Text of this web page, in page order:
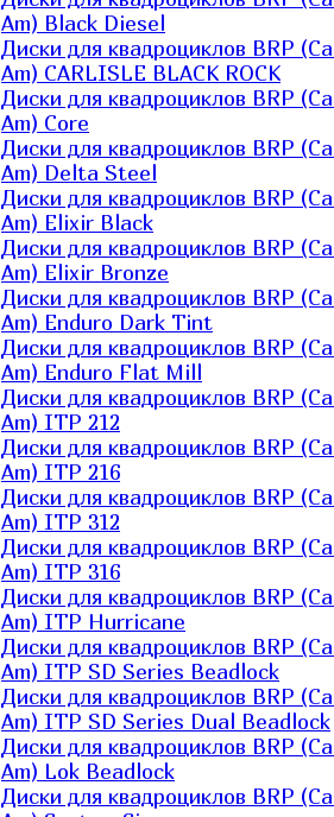
Am) Black Diesel
Диски для квадроциклов BRP
Am) CARLISLE BLACK ROCK
Диски для квадроциклов BRP
Am) Core
Диски для квадроциклов BRP
Am) Delta Steel
Диски для квадроциклов BRP
Am) Elixir Black
Диски для квадроциклов BRP
Am) Elixir Bronze
Диски для квадроциклов BRP
Am) Enduro Dark Tint
Диски для квадроциклов BRP
Am) Enduro Flat Mill
Диски для квадроциклов BRP
Am) ITP 212
Диски для квадроциклов BRP
Am) ITP 216
Диски для квадроциклов BRP
Am) ITP 312
Диски для квадроциклов BRP
Am) ITP 316
Диски для квадроциклов BRP
Am) ITP Hurricane
Диски для квадроциклов BRP
Am) ITP SD Series Beadlock
Диски для квадроциклов BRP
Am) ITP SD Series Dual Beadlock
Диски для квадроциклов BRP
Am) Lok Beadlock
Диски для квадроциклов BRP